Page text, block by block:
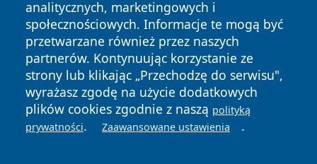
analitycznych, marketingowych i
społecznościowych. Informacje te mogą być
przetwarzane również przez naszych
partnerów. Kontynuując korzystanie ze
strony lub klikając „Przechodzę do serwisu",
wyrażasz zgodę na użycie dodatkowych
plików cookies zgodnie z naszą polityką
prywatności. Zaawansowane ustawienia .
Copyright © 2026 irybnik.pl Wszystkie prawa zastrzeżone.
News Autorzy
Polityka
Prywatności
Polityka
Cookies